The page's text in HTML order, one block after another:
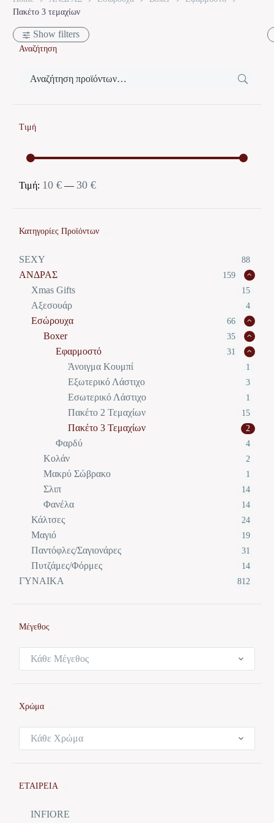
Πακέτο 3 τεμαχίων
Show filters
Αναζήτηση
Τιμή
Ελάχιστη
Μέγιστη
Τιμή: 10 € — 30 €
Κατηγορίες Προϊόντων
SEXY 88
ΑΝΔΡΑΣ 159
Xmas Gifts 15
Αξεσουάρ 4
Εσώρουχα 66
Boxer 35
Εφαρμοστό 31
Άνοιγμα Κουμπί 1
Εξωτερικό Λάστιχο 3
Εσωτερικό Λάστιχο 1
Πακέτο 2 Τεμαχίων 15
Πακέτο 3 Τεμαχίων 2
Φαρδύ 4
Κολάν 2
Μακρύ Σώβρακο 1
Σλιπ 14
Φανέλα 14
Κάλτσες 24
Μαγιό 19
Παντόφλες/Σαγιονάρες 31
Πυτζάμες/Φόρμες 14
ΓΥΝΑΙΚΑ 812
Μέγεθος
Κάθε Μέγεθος
Χρώμα
Κάθε Χρώμα
ΕΤΑΙΡΕΙΑ
INFIORE